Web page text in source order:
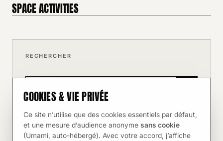
SPACE ACTIVITIES
RECHERCHER
ARTICLES SUGGÉRÉS
COOKIES & VIE PRIVÉE
Ce site n’utilise que des cookies essentiels par défaut,
et une mesure d’audience anonymesans cookie
(Umami, auto-hébergé). Avec votre accord, j’affiche